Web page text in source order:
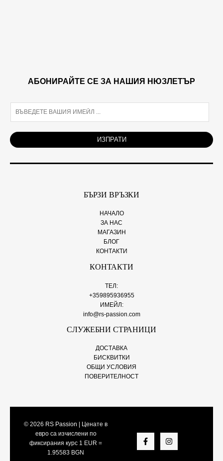
АБОНИРАЙТЕ СЕ ЗА НАШИЯ НЮЗЛЕТЪР
i
l
ИЗПРАТИ
БЪРЗИ ВРЪЗКИ
НАЧАЛО
ЗА НАС
МАГАЗИН
БЛОГ
КОНТАКТИ
КОНТАКТИ
ТЕЛ:
+359895936955
ИМЕЙЛ:
info@rs-passion.com
СЛУЖЕБНИ СТРАНИЦИ
ДОСТАВКА
БИСКВИТКИ
ОБЩИ УСЛОВИЯ
ПОВЕРИТЕЛНОСТ
© 2026 RS Passion | Ценате в
евро са изчислени по
фиксирания курс 1 EUR =
1.95583 BGN